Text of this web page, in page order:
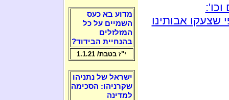
אבותינו
מדוע בא כעס
השמיים על כל
המזלזלים
בהנחיית הבידוד?
י"ז בטבת/ 1.1.21
ישראל של נתניהו
שקרניהו: הסכימה
למדינה